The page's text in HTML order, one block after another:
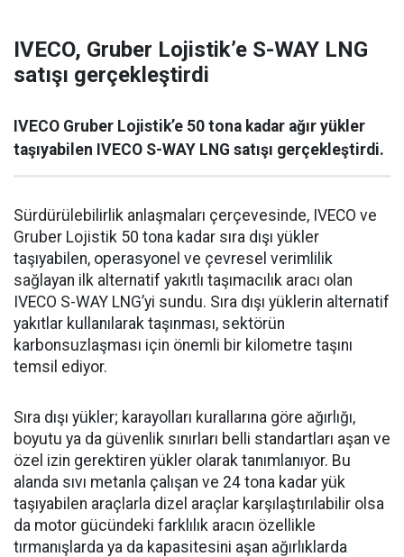
IVECO, Gruber Lojistik’e S-WAY LNG
satışı gerçekleştirdi
IVECO Gruber Lojistik’e 50 tona kadar ağır yükler
taşıyabilen IVECO S-WAY LNG satışı gerçekleştirdi.
Sürdürülebilirlik anlaşmaları çerçevesinde, IVECO ve
Gruber Lojistik 50 tona kadar sıra dışı yükler
taşıyabilen, operasyonel ve çevresel verimlilik
sağlayan ilk alternatif yakıtlı taşımacılık aracı olan
IVECO S-WAY LNG’yi sundu. Sıra dışı yüklerin alternatif
yakıtlar kullanılarak taşınması, sektörün
karbonsuzlaşması için önemli bir kilometre taşını
temsil ediyor.
Sıra dışı yükler; karayolları kurallarına göre ağırlığı,
boyutu ya da güvenlik sınırları belli standartları aşan ve
özel izin gerektiren yükler olarak tanımlanıyor. Bu
alanda sıvı metanla çalışan ve 24 tona kadar yük
taşıyabilen araçlarla dizel araçlar karşılaştırılabilir olsa
da motor gücündeki farklılık aracın özellikle
tırmanışlarda ya da kapasitesini aşan ağırlıklarda